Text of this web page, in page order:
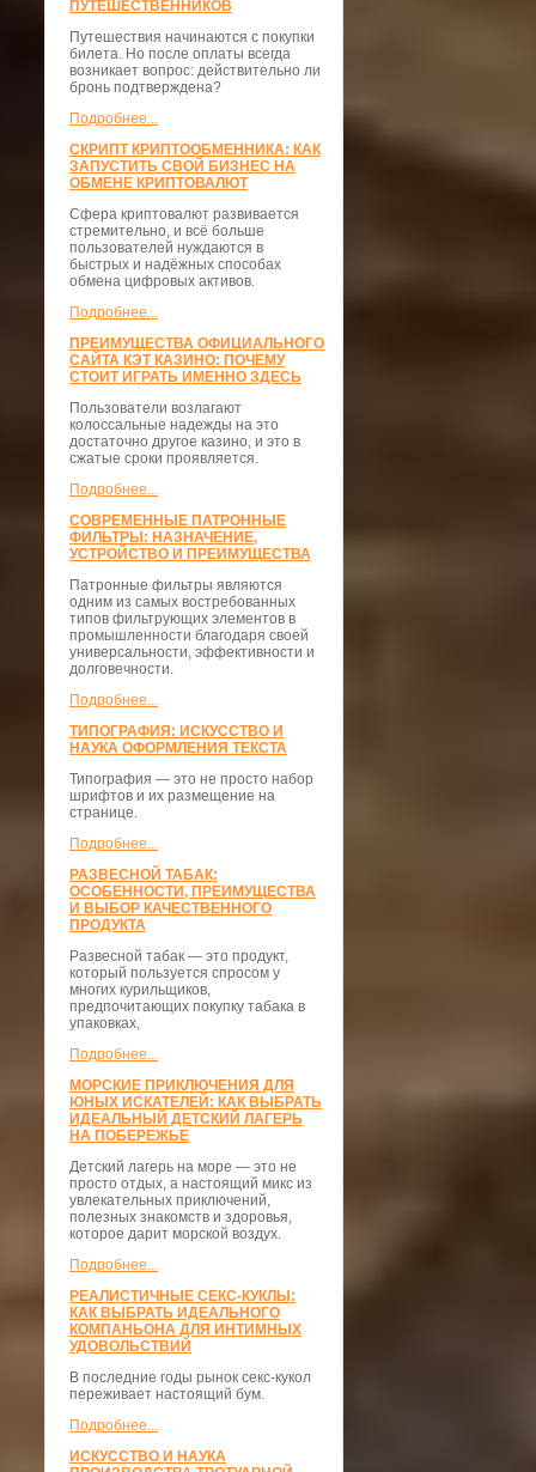
ПУТЕШЕСТВЕННИКОВ
Путешествия начинаются с покупки
билета. Но после оплаты всегда
возникает вопрос: действительно ли
бронь подтверждена?
Подробнее...
СКРИПТ КРИПТООБМЕННИКА: КАК
ЗАПУСТИТЬ СВОЙ БИЗНЕС НА
ОБМЕНЕ КРИПТОВАЛЮТ
Сфера криптовалют развивается
стремительно, и всё больше
пользователей нуждаются в
быстрых и надёжных способах
обмена цифровых активов.
Подробнее...
ПРЕИМУЩЕСТВА ОФИЦИАЛЬНОГО
САЙТА КЭТ КАЗИНО: ПОЧЕМУ
СТОИТ ИГРАТЬ ИМЕННО ЗДЕСЬ
Пользователи возлагают
колоссальные надежды на это
достаточно другое казино, и это в
сжатые сроки проявляется.
Подробнее...
СОВРЕМЕННЫЕ ПАТРОННЫЕ
ФИЛЬТРЫ: НАЗНАЧЕНИЕ,
УСТРОЙСТВО И ПРЕИМУЩЕСТВА
Патронные фильтры являются
одним из самых востребованных
типов фильтрующих элементов в
промышленности благодаря своей
универсальности, эффективности и
долговечности.
Подробнее...
ТИПОГРАФИЯ: ИСКУССТВО И
НАУКА ОФОРМЛЕНИЯ ТЕКСТА
Типография — это не просто набор
шрифтов и их размещение на
странице.
Подробнее...
РАЗВЕСНОЙ ТАБАК:
ОСОБЕННОСТИ, ПРЕИМУЩЕСТВА
И ВЫБОР КАЧЕСТВЕННОГО
ПРОДУКТА
Развесной табак — это продукт,
который пользуется спросом у
многих курильщиков,
предпочитающих покупку табака в
упаковках,
Подробнее...
МОРСКИЕ ПРИКЛЮЧЕНИЯ ДЛЯ
ЮНЫХ ИСКАТЕЛЕЙ: КАК ВЫБРАТЬ
ИДЕАЛЬНЫЙ ДЕТСКИЙ ЛАГЕРЬ
НА ПОБЕРЕЖЬЕ
Детский лагерь на море — это не
просто отдых, а настоящий микс из
увлекательных приключений,
полезных знакомств и здоровья,
которое дарит морской воздух.
Подробнее...
РЕАЛИСТИЧНЫЕ СЕКС-КУКЛЫ:
КАК ВЫБРАТЬ ИДЕАЛЬНОГО
КОМПАНЬОНА ДЛЯ ИНТИМНЫХ
УДОВОЛЬСТВИЙ
В последние годы рынок секс-кукол
переживает настоящий бум.
Подробнее...
ИСКУССТВО И НАУКА